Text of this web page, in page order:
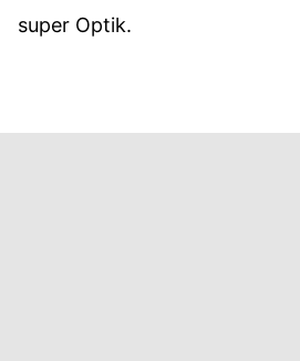
super Optik.